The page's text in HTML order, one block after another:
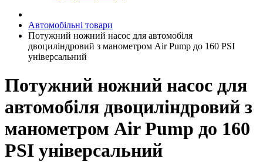
Автомобільні товари
Потужний ножний насос для автомобіля
двоциліндровий з манометром Air Pump до 160 PSI
універсальний
Потужний ножний насос для
автомобіля двоциліндровий з
манометром Air Pump до 160
PSI універсальний